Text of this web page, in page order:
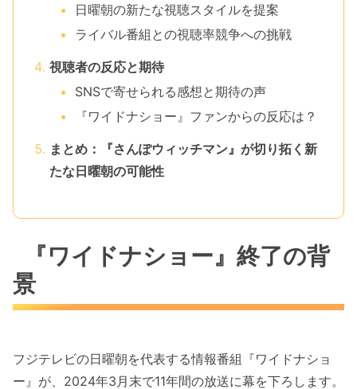
日曜朝の新たな視聴スタイルを提案
ライバル番組との視聴率競争への挑戦
視聴者の反応と期待
SNSで寄せられる感想と期待の声
『ワイドナショー』ファンからの反応は？
まとめ：『さんぽウィッチマン』が切り拓く新
たな日曜朝の可能性
『ワイドナショー』終了の背
景
フジテレビの日曜朝を代表する情報番組『ワイドナショ
ー』が、2024年3月末で11年間の放送に幕を下ろします。